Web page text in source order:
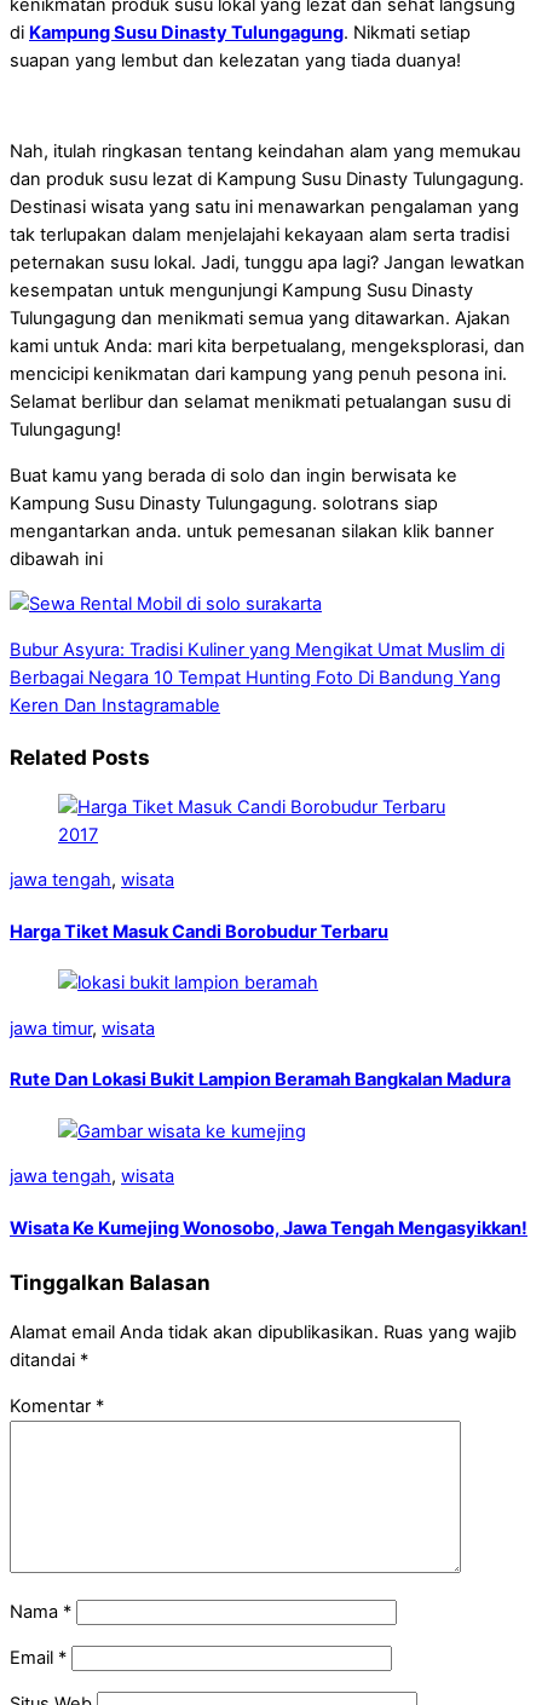
kenikmatan produk susu lokal yang lezat dan sehat langsung
di Kampung Susu Dinasty Tulungagung. Nikmati setiap
suapan yang lembut dan kelezatan yang tiada duanya!
Nah, itulah ringkasan tentang keindahan alam yang memukau
dan produk susu lezat di Kampung Susu Dinasty Tulungagung.
Destinasi wisata yang satu ini menawarkan pengalaman yang
tak terlupakan dalam menjelajahi kekayaan alam serta tradisi
peternakan susu lokal. Jadi, tunggu apa lagi? Jangan lewatkan
kesempatan untuk mengunjungi Kampung Susu Dinasty
Tulungagung dan menikmati semua yang ditawarkan. Ajakan
kami untuk Anda: mari kita berpetualang, mengeksplorasi, dan
mencicipi kenikmatan dari kampung yang penuh pesona ini.
Selamat berlibur dan selamat menikmati petualangan susu di
Tulungagung!
Buat kamu yang berada di solo dan ingin berwisata ke
Kampung Susu Dinasty Tulungagung. solotrans siap
mengantarkan anda. untuk pemesanan silakan klik banner
dibawah ini
Bubur Asyura: Tradisi Kuliner yang Mengikat Umat Muslim di
Berbagai Negara 10 Tempat Hunting Foto Di Bandung Yang
Keren Dan Instagramable
Related Posts
jawa tengah, wisata
Harga Tiket Masuk Candi Borobudur Terbaru
jawa timur, wisata
Rute Dan Lokasi Bukit Lampion Beramah Bangkalan Madura
jawa tengah, wisata
Wisata Ke Kumejing Wonosobo, Jawa Tengah Mengasyikkan!
Tinggalkan Balasan
Alamat email Anda tidak akan dipublikasikan. Ruas yang wajib
ditandai *
Komentar *
Nama *
Email *